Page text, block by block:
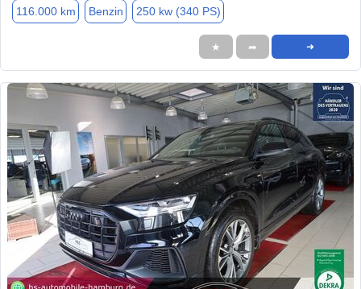
116.000 km Benzin 250 kw (340 PS)
★ ➦ ➜